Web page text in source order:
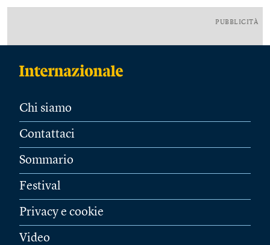
PUBBLICITÀ
Chi siamo
Contattaci
Sommario
Festival
Privacy e cookie
Video